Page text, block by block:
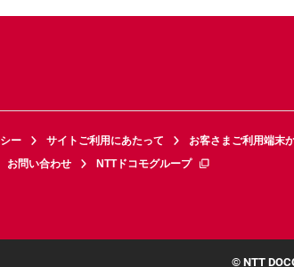
ー サイトご利用にあたって お客さまご利用端末
お問い合わせ NTTドコモグループ
© NTT